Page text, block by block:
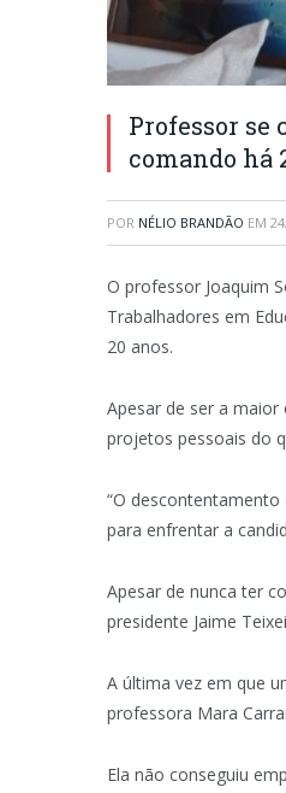
Professor se
comando há
POR NÉLIO BRANDÃO EM
O professor Joaquim
Trabalhadores em
20 anos.
Apesar de ser a
projetos pessoais do
“O
para enfrentar a
Apesar de nunca ter
presidente Jaime
A última vez em que
professora Mara
Ela não conseguiu